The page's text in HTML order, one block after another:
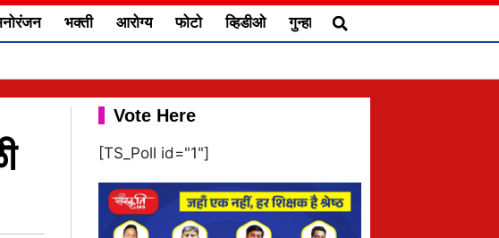
भक्ती आरोग्य फोटो व्हिडीओ गुन्हा
Vote Here
[TS_Poll id="1"]